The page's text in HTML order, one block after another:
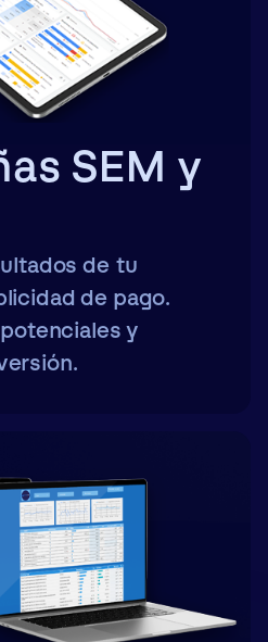
SEM y
de tu
de pago.
y